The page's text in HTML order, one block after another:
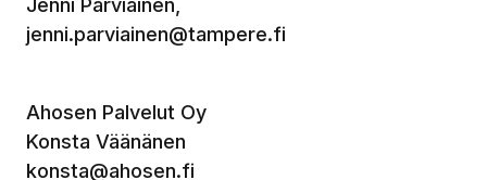
Jenni Parviainen,
jenni.parviainen@tampere.fi
Ahosen Palvelut Oy
Konsta Väänänen
konsta@ahosen.fi